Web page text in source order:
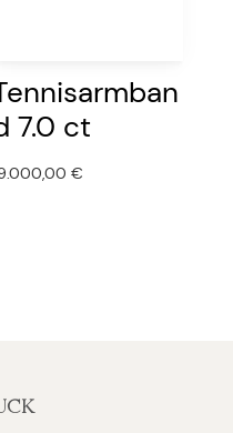
7.0 ct
€